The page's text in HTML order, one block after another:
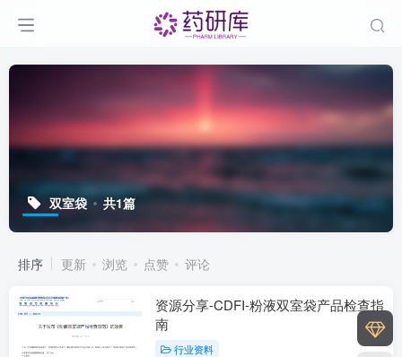
双室袋 共1篇
排序 更新 浏览 点赞 评论
资源分享-CDFI-粉液双室袋产品检查指
南
行业资料